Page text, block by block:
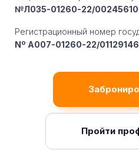
№Л035-01260-22/00245610
Регистрационный номер
Nº A007-01260-22/
Пройти